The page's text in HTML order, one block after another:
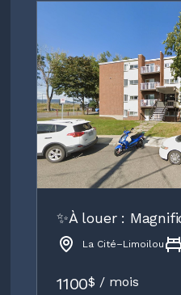
Remove group
✨À louer :
La Cité–Limoilou
1100$ / mois